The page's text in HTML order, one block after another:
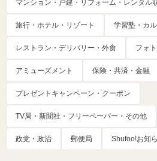
マンション・戸建・リフォーム・レンタル
旅行・ホテル・リゾート 学習塾・カ
レストラン・デリバリー・外食 フォ
アミューズメント 保険・共済・金融
プレゼントキャンペーン・クーポン
TV局・新聞社・フリーペーパー・その他
政党・政治 郵便局 Shufoo!お知